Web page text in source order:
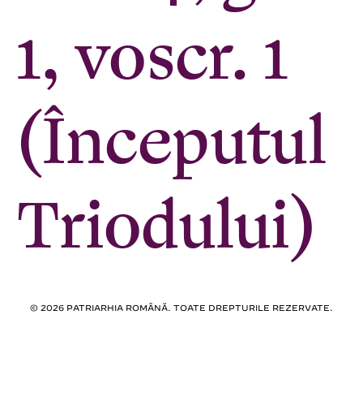
1, voscr. 1
(Începutul
Triodului)
© 2026 PATRIARHIA ROMÂNĂ. TOATE DREPTURILE REZERVATE.